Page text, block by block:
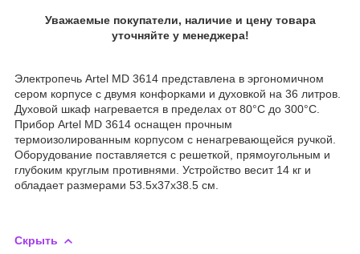
Уважаемые покупатели, наличие и цену товара
уточняйте у менеджера!
Электропечь Artel MD 3614 представлена в эргономичном
сером корпусе с двумя конфорками и духовкой на 36 литров.
Духовой шкаф нагревается в пределах от 80°C до 300°C.
Прибор Artel MD 3614 оснащен прочным
термоизолированным корпусом с ненагревающейся ручкой.
Оборудование поставляется с решеткой, прямоугольным и
глубоким круглым противнями. Устройство весит 14 кг и
обладает размерами 53.5x37x38.5 см.
Скрыть